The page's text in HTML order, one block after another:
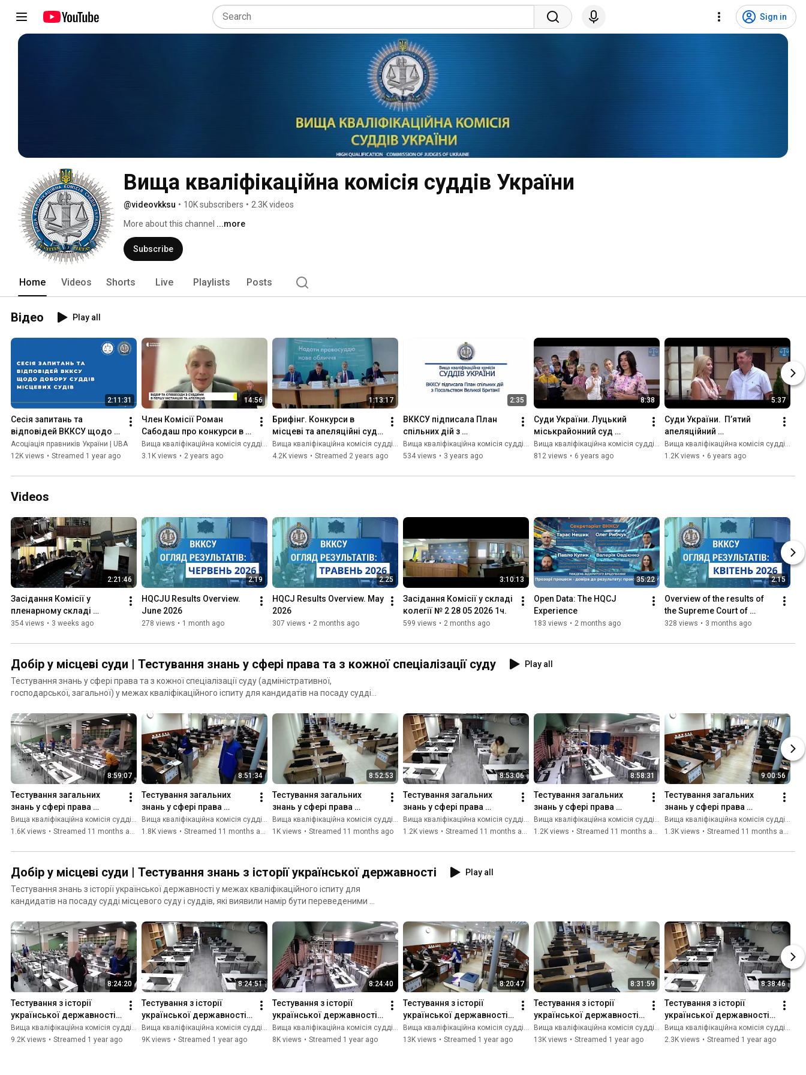
Sign in
Вища кваліфікаційна комісія суддів України
@videovkksu • 10K subscribers • 2.3K videos
More about this channel ...more
Subscribe
Home Videos Shorts Live Playlists Posts
Відео Play all
2:11:31
Сесія запитань та
відповідей ВККСУ щодо
добору суддів місцевих
судів
Асоціація правників України | UBA
12K views • Streamed 1 year ago
14:56
Член Комісії Роман
Сабодаш про конкурси в
місцеві та апеляційні суди
Вища кваліфікаційна комісія суддів України
3.1K views • 2 years ago
1:13:17
Брифінг. Конкурси в
місцеві та апеляційні суди
і результати 100 днів
роботи нового складу
Вища кваліфікаційна комісія суддів України
4.2K views • Streamed 2 years ago
2:35
ВККСУ підписала План
спільних дій з
Посольством
Сполученого Королівства
Вища кваліфікаційна комісія суддів України
534 views • 3 years ago
8:38
Суди України. Луцький
міськрайонний суд
Волинської області
Вища кваліфікаційна комісія суддів України
812 views • 6 years ago
5:37
Суди України.  П’ятий
апеляційний
адміністративний суд
Вища кваліфікаційна комісія суддів України
1.2K views • 6 years ago
Videos
2:21:46
Засідання Комісії у
пленарному складі
(13.07.2026)
354 views • 3 weeks ago
2:19
HQCJU Results Overview.
June 2026
278 views • 1 month ago
2:25
HQCJ Results Overview. May
2026
307 views • 2 months ago
3:10:13
Засідання Комісії у складі
колегії № 2 28 05 2026 1ч.
599 views • 2 months ago
35:22
Open Data: The HQCJ
Experience
183 views • 2 months ago
2:15
Overview of the results of
the Supreme Court of
Ukraine. April 2026
328 views • 3 months ago
Добір у місцеві суди | Тестування знань у сфері права та з кожної спеціалізації суду
Play all
Тестування знань у сфері права та з кожної спеціалізації суду (адміністративної,
господарської, загальної) у межах кваліфікаційного іспиту для кандидатів на посаду судді
8:59:07
Тестування загальних
знань у сфері права
приміщення 2 зал
3(26.08.2025)
Вища кваліфікаційна комісія суддів України
1.6K views • Streamed 11 months ago
8:51:34
Тестування загальних
знань у сфері права
приміщення 1 зал
2(26.08.2025)
Вища кваліфікаційна комісія суддів України
1.8K views • Streamed 11 months ago
8:52:53
Тестування загальних
знань у сфері права
приміщення 1 зал
1(26.08.2025)
Вища кваліфікаційна комісія суддів України
1K views • Streamed 11 months ago
8:53:06
Тестування загальних
знань у сфері права
приміщення 2 зал
1(26.08.2025)
Вища кваліфікаційна комісія суддів України
1.2K views • Streamed 11 months ago
8:58:31
Тестування загальних
знань у сфері права
приміщення 2 зал
2(26.08.2025)
Вища кваліфікаційна комісія суддів України
1.2K views • Streamed 11 months ago
9:00:56
Тестування загальних
знань у сфері права
приміщення 1 зал
2(25.08.2025)
Вища кваліфікаційна комісія суддів України
1.3K views • Streamed 11 months ago
Добір у місцеві суди | Тестування знань з історії української державності
Play all
Тестування знань з історії української державності у межах кваліфікаційного іспиту для
кандидатів на посаду судді місцевого суду і суддів, які виявили намір бути переведеними до
8:24:20
Тестування з історії
української державності
приміщення 2 зал
3(15.07.2025)
Вища кваліфікаційна комісія суддів України
9.2K views • Streamed 1 year ago
8:24:51
Тестування з історії
української державності
приміщення 2 зал
1(15.07.2025)
Вища кваліфікаційна комісія суддів України
9K views • Streamed 1 year ago
8:24:40
Тестування з історії
української державності
приміщення 2 зал
2(15.07.2025)
Вища кваліфікаційна комісія суддів України
8K views • Streamed 1 year ago
8:20:47
Тестування з історії
української державності
приміщення 1 зал
2(15.07.2025)
Вища кваліфікаційна комісія суддів України
13K views • Streamed 1 year ago
8:31:59
Тестування з історії
української державності
приміщення 1 зал
1(15.07.2025)
Вища кваліфікаційна комісія суддів України
13K views • Streamed 1 year ago
8:38:46
Тестування з історії
української державності
приміщення 2 зал
1(16.07.2025)
Вища кваліфікаційна комісія суддів України
2.3K views • Streamed 1 year ago